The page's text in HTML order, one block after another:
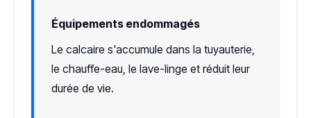
Équipements endommagés
Le calcaire s'accumule dans la tuyauterie,
le chauffe-eau, le lave-linge et réduit leur
durée de vie.